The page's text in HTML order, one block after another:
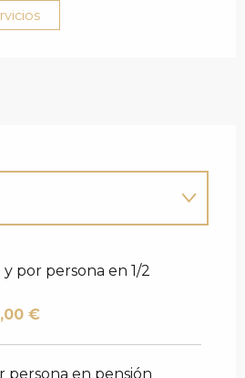
por persona en 1/2
€
persona en pensión